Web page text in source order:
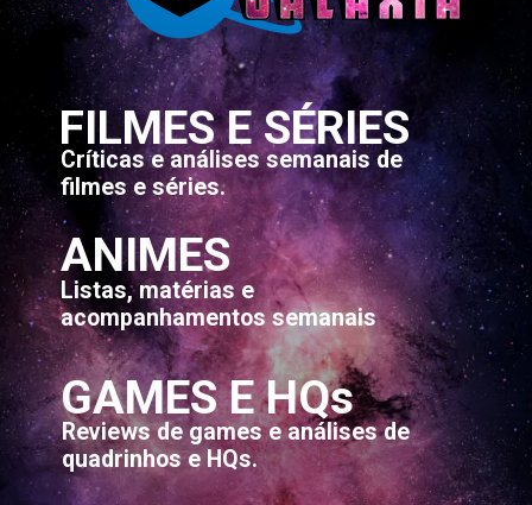
FILMES E SÉRIES
Críticas e análises semanais de
filmes e séries.
ANIMES
Listas, matérias e
acompanhamentos semanais
GAMES E HQs
Reviews de games e análises de
quadrinhos e HQs.